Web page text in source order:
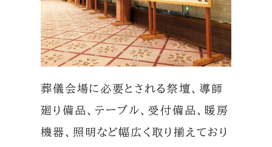
葬儀会場に必要とされる祭壇、導師
廻り備品、テーブル、受付備品、暖房
機器、照明など幅広く取り揃えており